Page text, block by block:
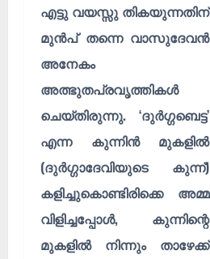
എട്ടു വയസ്സു തികയുന്നതിന്
മുൻപ് തന്നെ വാസുദേവൻ
അനേകം
അത്ഭുതപ്രവൃത്തികൾ
ചെയ്തിരുന്നു. ‘ദുർഗ്ഗബെട്ട’
എന്ന കുന്നിൻ മുകളിൽ
(ദുർഗ്ഗാദേവിയുടെ കുന്ന്)
കളിച്ചുകൊണ്ടിരിക്കെ അമ്മ
വിളിച്ചപ്പോൾ, കുന്നിന്റെ
മുകളിൽ നിന്നും താഴേക്ക്